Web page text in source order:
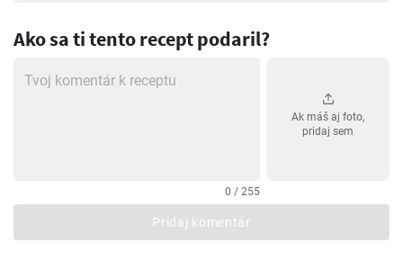
Ako sa ti tento recept podaril?
0 / 255
Ak máš aj foto,
pridaj sem
Pridaj komentár